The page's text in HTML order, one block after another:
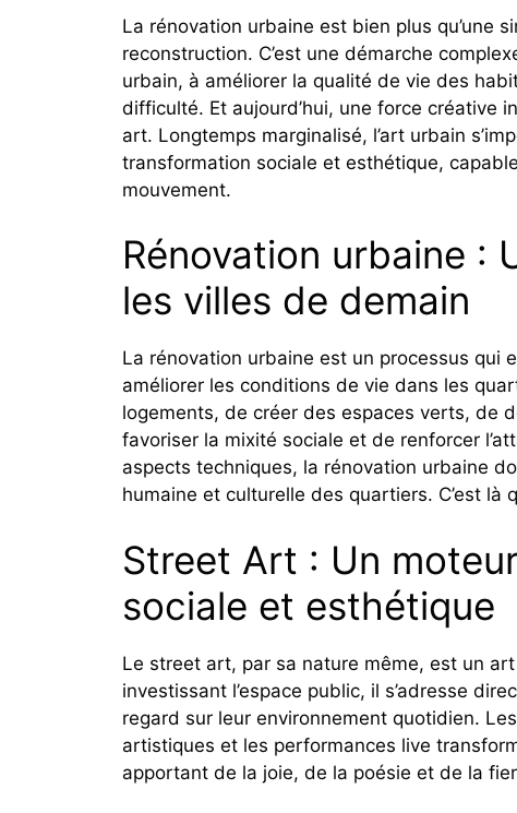
La rénovation urbaine est bien plus qu’une
reconstruction. C’est une démarche
urbain, à améliorer la qualité de vie des
difficulté. Et aujourd’hui, une force créative
art. Longtemps marginalisé, l’art urbain
transformation sociale et esthétique,
mouvement.
Rénovation urbaine :
les villes de demain
La rénovation urbaine est un processus qui
améliorer les conditions de vie dans les
logements, de créer des espaces verts, de
favoriser la mixité sociale et de renforcer
aspects techniques, la rénovation urbaine
humaine et culturelle des quartiers. C’est là
Street Art : Un
sociale et esthétique
Le street art, par sa nature même, est un
investissant l’espace public, il s’adresse
regard sur leur environnement quotidien.
artistiques et les performances live
apportant de la joie, de la poésie et de la